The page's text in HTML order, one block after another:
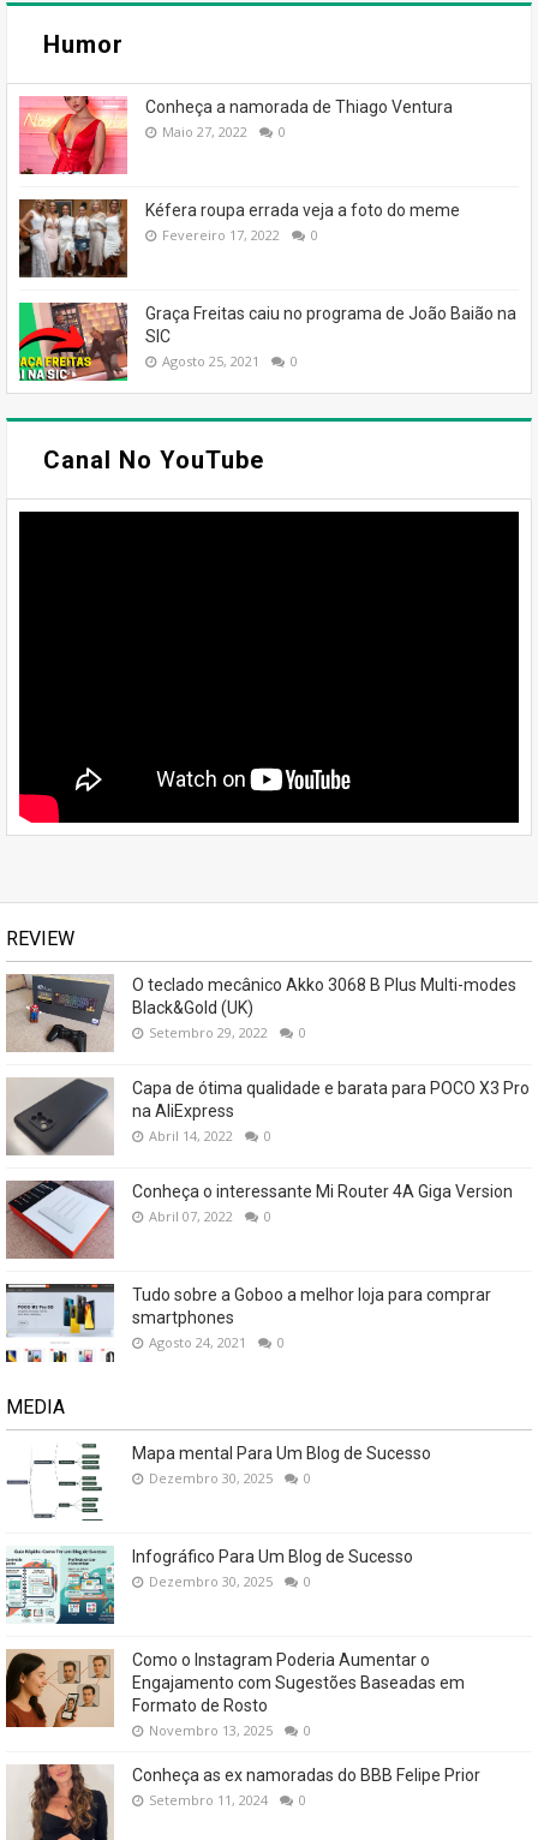
Humor
Conheça a namorada de Thiago Ventura
Maio 27, 2022 0
Kéfera roupa errada veja a foto do meme
Fevereiro 17, 2022 0
Graça Freitas caiu no programa de João Baião na
SIC
Agosto 25, 2021 0
Canal No YouTube
REVIEW
O teclado mecânico Akko 3068 B Plus Multi-modes
Black&Gold (UK)
Setembro 29, 2022 0
Capa de ótima qualidade e barata para POCO X3 Pro
na AliExpress
Abril 14, 2022 0
Conheça o interessante Mi Router 4A Giga Version
Abril 07, 2022 0
Tudo sobre a Goboo a melhor loja para comprar
smartphones
Agosto 24, 2021 0
MEDIA
Mapa mental Para Um Blog de Sucesso
Dezembro 30, 2025 0
Infográfico Para Um Blog de Sucesso
Dezembro 30, 2025 0
Como o Instagram Poderia Aumentar o
Engajamento com Sugestões Baseadas em
Formato de Rosto
Novembro 13, 2025 0
Conheça as ex namoradas do BBB Felipe Prior
Setembro 11, 2024 0